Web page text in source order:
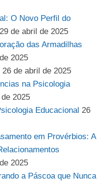
O Novo Perfil do
29 de abril de 2025
das Armadilhas
2025
26 de abril de 2025
na Psicologia
2025
Educacional 26
em Provérbios: A
2025
a Páscoa que Nunca